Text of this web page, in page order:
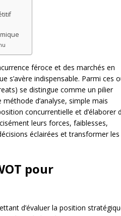
féroce et des marchés en
s’avère indispensable. Parmi ces
se distingue comme un pilier
d’analyse, simple mais
concurrentielle et d’élaborer
leurs forces, faiblesses,
éclairées et transformer les
pour
d’évaluer la position